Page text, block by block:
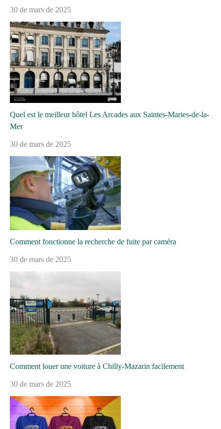
30 de mars de 2025
Quel est le meilleur hôtel Les Arcades aux Saintes-Maries-de-la-
Mer
30 de mars de 2025
Comment fonctionne la recherche de fuite par caméra
30 de mars de 2025
Comment louer une voiture à Chilly-Mazarin facilement
30 de mars de 2025